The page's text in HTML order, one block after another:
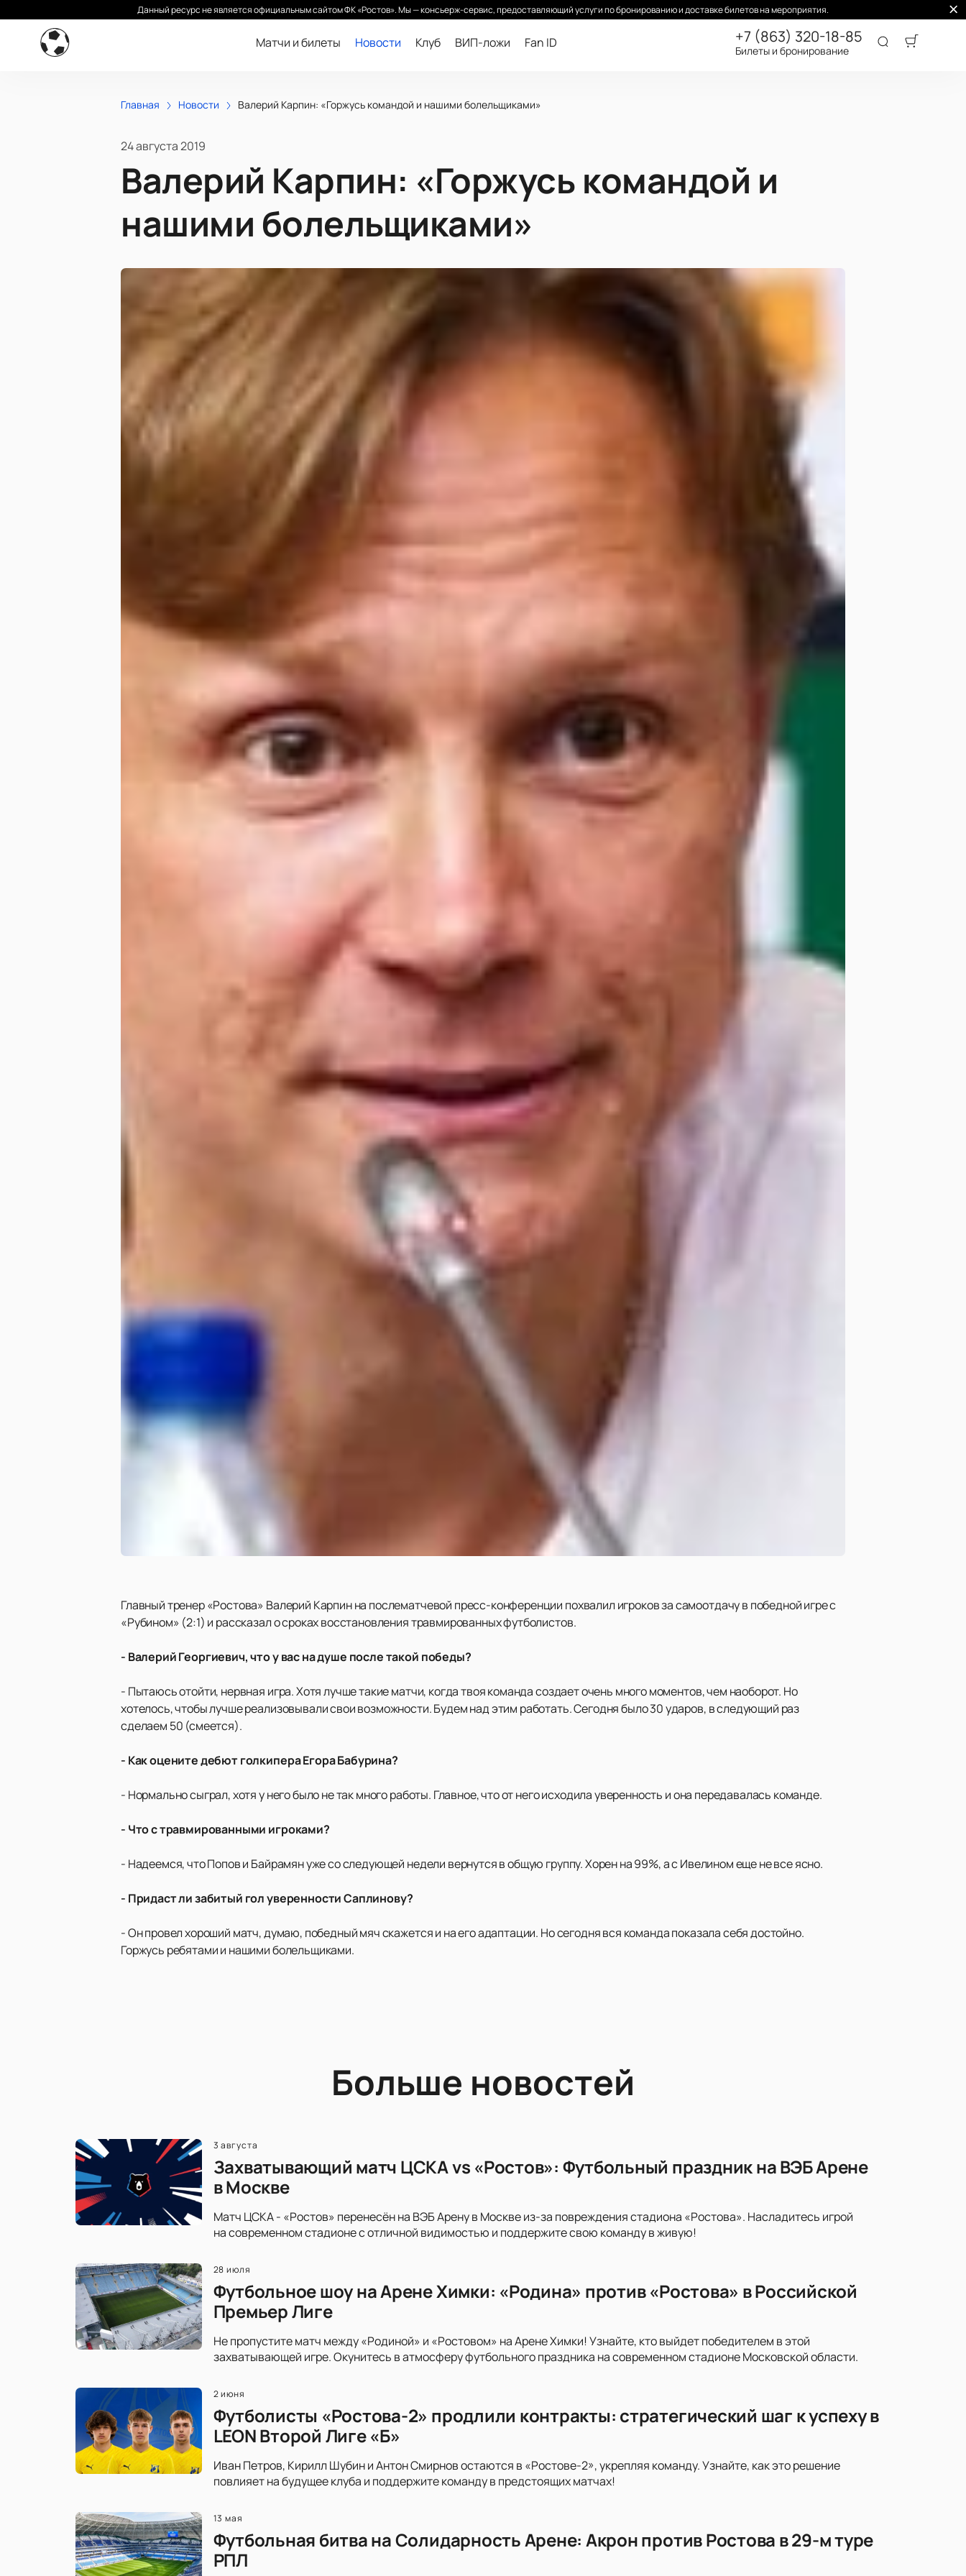
Данный ресурс не является официальным сайтом ФК «Ростов». Мы — консьерж-сервис, предоставляющий услуги по бронированию и доставке билетов на мероприятия.
Матчи и билеты Новости Клуб ВИП-ложи Fan ID +7 (863) 320-18-85
Билеты и бронирование
Главная Новости Валерий Карпин: «Горжусь командой и нашими болельщиками»
24 августа 2019
Валерий Карпин: «Горжусь командой и
нашими болельщиками»
Главный тренер «Ростова» Валерий Карпин на послематчевой пресс-конференции похвалил игроков за самоотдачу в победной игре с
«Рубином» (2:1) и рассказал о сроках восстановления травмированных футболистов.
- Валерий Георгиевич, что у вас на душе после такой победы?
- Пытаюсь отойти, нервная игра. Хотя лучше такие матчи, когда твоя команда создает очень много моментов, чем наоборот. Но
хотелось, чтобы лучше реализовывали свои возможности. Будем над этим работать. Сегодня было 30 ударов, в следующий раз
сделаем 50 (смеется).
- Как оцените дебют голкипера Егора Бабурина?
- Нормально сыграл, хотя у него было не так много работы. Главное, что от него исходила уверенность и она передавалась команде.
- Что с травмированными игроками?
- Надеемся, что Попов и Байрамян уже со следующей недели вернутся в общую группу. Хорен на 99%, а с Ивелином еще не все ясно.
- Придаст ли забитый гол уверенности Саплинову?
- Он провел хороший матч, думаю, победный мяч скажется и на его адаптации. Но сегодня вся команда показала себя достойно.
Горжусь ребятами и нашими болельщиками.
Больше новостей
3 августа
Захватывающий матч ЦСКА vs «Ростов»: Футбольный праздник на ВЭБ Арене
в Москве
Матч ЦСКА - «Ростов» перенесён на ВЭБ Арену в Москве из-за повреждения стадиона «Ростова». Насладитесь игрой
на современном стадионе с отличной видимостью и поддержите свою команду в живую!
28 июля
Футбольное шоу на Арене Химки: «Родина» против «Ростова» в Российской
Премьер Лиге
Не пропустите матч между «Родиной» и «Ростовом» на Арене Химки! Узнайте, кто выйдет победителем в этой
захватывающей игре. Окунитесь в атмосферу футбольного праздника на современном стадионе Московской области.
2 июня
Футболисты «Ростова-2» продлили контракты: стратегический шаг к успеху в
LEON Второй Лиге «Б»
Иван Петров, Кирилл Шубин и Антон Смирнов остаются в «Ростове-2», укрепляя команду. Узнайте, как это решение
повлияет на будущее клуба и поддержите команду в предстоящих матчах!
13 мая
Футбольная битва на Солидарность Арене: Акрон против Ростова в 29-м туре
РПЛ